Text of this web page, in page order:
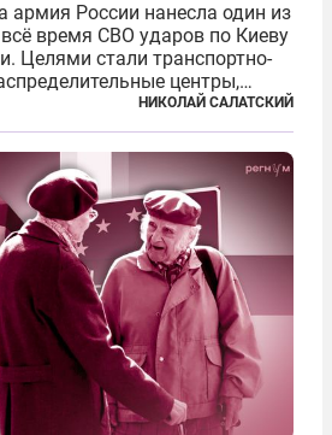
армия России нанесла один из
время СВО ударов по Киеву
Целями стали транспортно-
центры,
для хранения и
и грузов военного
также «накрыла»...
НИКОЛАЙ САЛАТСКИЙ